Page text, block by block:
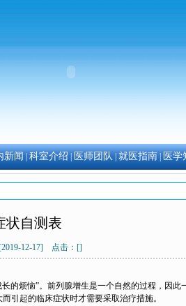
新闻|科室介绍|医师团队|就医指南|医学
状自测表
12-17] 点击：[]
的烦恼”。前列腺增生是一个自然的过程，因此
引起的临床症状时才需要采取治疗措施。